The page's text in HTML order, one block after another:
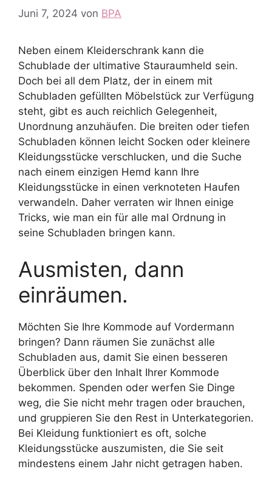
Juni 7, 2024 von BPA
Neben einem Kleiderschrank kann die
Schublade der ultimative Stauraumheld sein.
Doch bei all dem Platz, der in einem mit
Schubladen gefüllten Möbelstück zur Verfügung
steht, gibt es auch reichlich Gelegenheit,
Unordnung anzuhäufen. Die breiten oder tiefen
Schubladen können leicht Socken oder kleinere
Kleidungsstücke verschlucken, und die Suche
nach einem einzigen Hemd kann Ihre
Kleidungsstücke in einen verknoteten Haufen
verwandeln. Daher verraten wir Ihnen einige
Tricks, wie man ein für alle mal Ordnung in
seine Schubladen bringen kann.
Ausmisten, dann
einräumen.
Möchten Sie Ihre Kommode auf Vordermann
bringen? Dann räumen Sie zunächst alle
Schubladen aus, damit Sie einen besseren
Überblick über den Inhalt Ihrer Kommode
bekommen. Spenden oder werfen Sie Dinge
weg, die Sie nicht mehr tragen oder brauchen,
und gruppieren Sie den Rest in Unterkategorien.
Bei Kleidung funktioniert es oft, solche
Kleidungsstücke auszumisten, die Sie seit
mindestens einem Jahr nicht getragen haben.